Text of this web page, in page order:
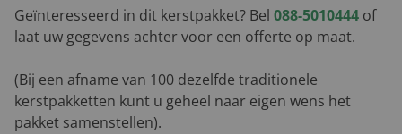
Geïnteresseerd in dit kerstpakket? Bel 088-5010444 of
laat uw gegevens achter voor een offerte op maat.
(Bij een afname van 100 dezelfde traditionele
kerstpakketten kunt u geheel naar eigen wens het
pakket samenstellen).